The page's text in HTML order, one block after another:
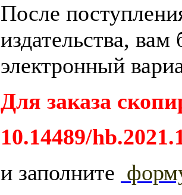
После
издательства, вам
электронный
Для заказа
10.14489/
и заполните